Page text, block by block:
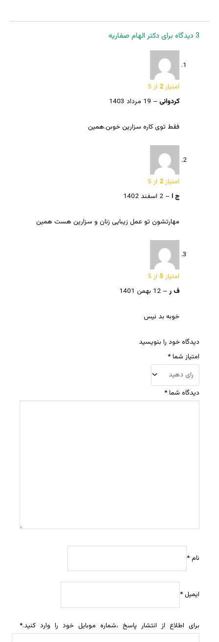
3 دیدگاه برای دکتر الهام صفاریه
امتیاز2 از 5
کردوانی – 19 مرداد 1403
فقط توی کاره سزارین خوبن.همین
امتیاز2 از 5
ج ا – 2 اسفند 1402
مهارتشون تو عمل زیبایی زنان و سزارین هست همین
امتیاز5 از 5
ف ر – 12 بهمن 1401
خوبه بد نیس
دیدگاه خود را بنویسید
امتیاز شما*
دیدگاه شما*
نام*
ایمیل*
برای اطلاع از انتشار پاسخ ،شماره موبایل خود را وارد کنید.*